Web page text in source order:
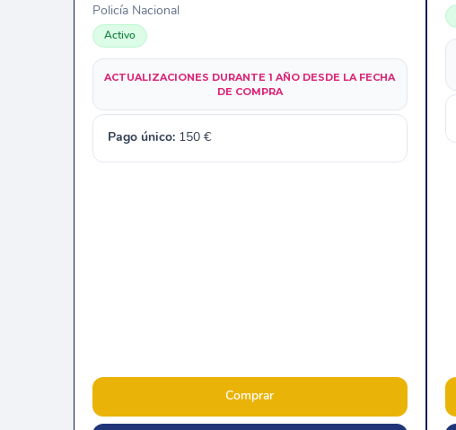
Policía Nacional
Activo
ACTUALIZACIONES DURANTE 1 AÑO DESDE LA FECHA
DE COMPRA
Pago único: 150€
Comprar